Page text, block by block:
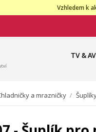
Vzhledem k
TV & AV
a mrazničky /